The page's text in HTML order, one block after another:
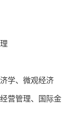
学、微观经济
营管理、国际金